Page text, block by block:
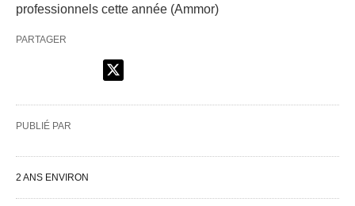
professionnels cette année (Ammor)
PARTAGER
PUBLIÉ PAR
2 ANS ENVIRON